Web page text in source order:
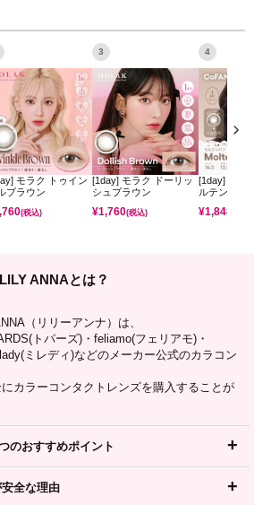
モラク トゥイン
ブラウン
(税込)
3
[1day] モラク ドーリッ
シュブラウン
¥1,760(税込)
4
[1day] コフ
ルテンパフ
¥1,848
ANNAとは？
（リリーアンナ）は、
トパーズ)・feliamo(フェリアモ)・
ミレディ)などのメーカー公式のカラコン
カラーコンタクトレンズを購入することが
のおすすめポイント
全な理由